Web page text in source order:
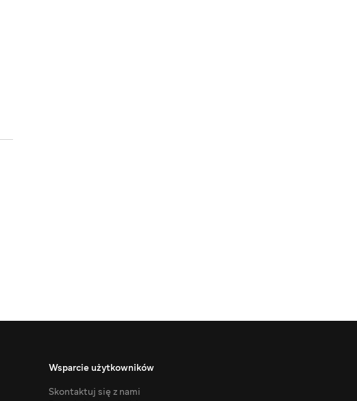
Wsparcie użytkowników
Skontaktuj się z nami